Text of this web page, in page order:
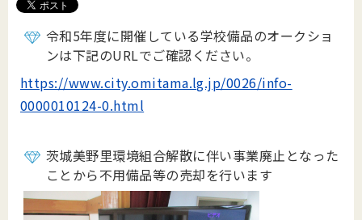
令和5年度に開催している学校備品のオークショ
ンは下記のURLでご確認ください。
https://www.city.omitama.lg.jp/0026/info-
0000010124-0.html
茨城美野里環境組合解散に伴い事業廃止となった
ことから不用備品等の売却を行います